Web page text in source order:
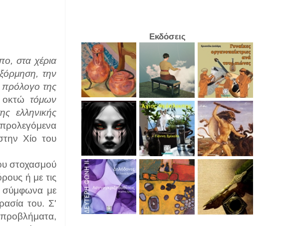
στα χέρια
την
της
οκτώ τόμων
ελληνικής
Χίο του
στοχασμού
ή με τις
σύμφωνα με
του. Σ'
Εκδόσεις